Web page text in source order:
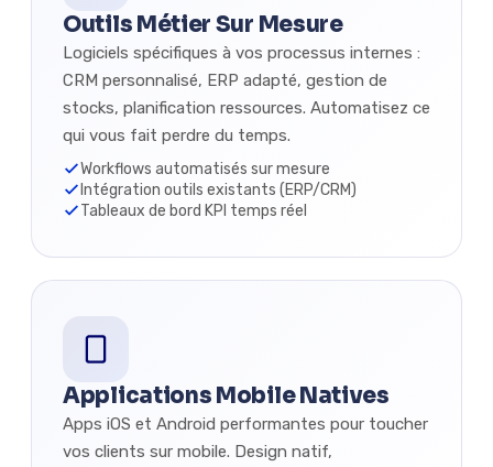
Outils Métier Sur Mesure
Logiciels spécifiques à vos processus internes :
CRM personnalisé, ERP adapté, gestion de
stocks, planification ressources. Automatisez ce
qui vous fait perdre du temps.
Workflows automatisés sur mesure
Intégration outils existants (ERP/CRM)
Tableaux de bord KPI temps réel
Applications Mobile Natives
Apps iOS et Android performantes pour toucher
vos clients sur mobile. Design natif,